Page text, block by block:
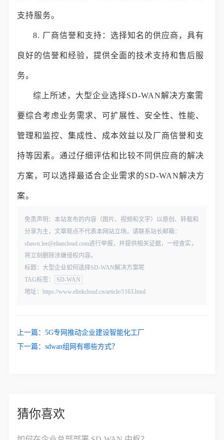
支持服务。
8. 厂商信誉和支持：选择知名的供应商，具有
良好的信誉和经验，提供全面的技术支持和售后服
务。
综上所述，大型企业选择SD-WAN解决方案需
要综合考虑业务需求、可扩展性、安全性、性能、
管理和监控、集成性、成本效益以及厂商信誉和支
持等因素。通过仔细评估和比较不同供应商的解决
方案，可以选择最适合企业需求的SD-WAN解决方
案。
免责声明：本站发布的内容（图片、视频和文字）以原创、转载和
分享为主，文章观点不代表本网站立场，请联系站长邮箱：
shawn.lee@eliancloud.com进行举报，并提供相关证据，一经查实，
将立刻删除涉嫌侵权内容。
标题：大型企业如何选择SD-WAN解决方案呢
TAG标签：
SD-WAN
地址：https://www.elinkcloud.cn/article/1163.html
上一篇：5G专网推动企业建设智能化工厂
下一篇：​sdwan组网有哪些方式？
猜你喜欢